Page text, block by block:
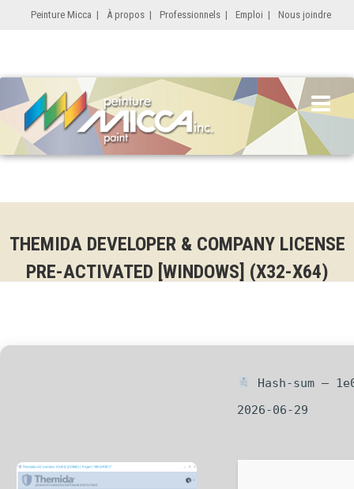
Peinture Micca | À propos | Professionnels | Emploi | Nous joindre
THEMIDA DEVELOPER & COMPANY LICENSE
PRE-ACTIVATED [WINDOWS] (X32-X64)
Hash-sum —
2026-06-29